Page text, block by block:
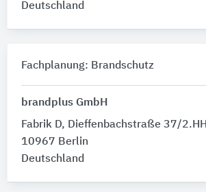
Deutschland
Fachplanung: Brandschutz
brandplus GmbH
Fabrik D, Dieffenbachstraße 37/2.HH
10967 Berlin
Deutschland